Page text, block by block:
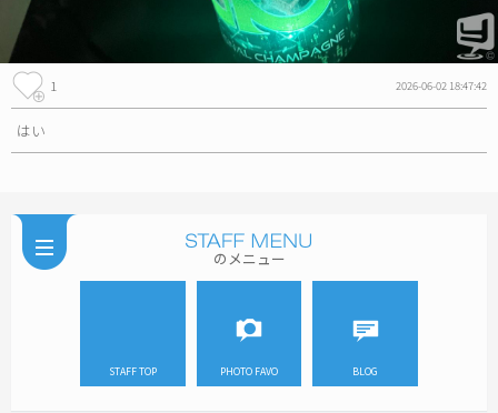
1 2026-06-02 18:47:42
はい
のメニュー
STAFF TOP PHOTO FAVO BLOG